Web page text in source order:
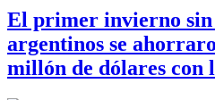
El primer invierno sin
argentinos se
millón de dólares con